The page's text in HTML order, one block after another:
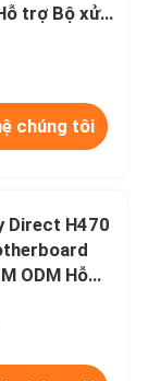
trợ Bộ xử
Bán
chúng tôi
Direct H470
ODM Hỗ